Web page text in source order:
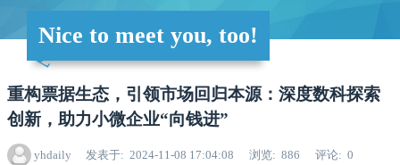
Nice to meet you, too!
重构票据生态，引领市场回归本源：深度数科探索
创新，助力小微企业“向钱进”
yhdaily 发表于 2024-11-08 17:04:08 浏览 886 评论 0